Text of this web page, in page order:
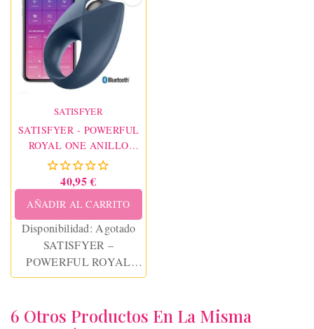
SATISFYER
SATISFYER - POWERFUL
ROYAL ONE ANILLO
VIBRADOR APP
40,95 €
AÑADIR AL CARRITO
Disponibilidad: Agotado
SATISFYER –
POWERFUL ROYAL
ONE RING VIBRATOR
6 Otros Productos En La Misma